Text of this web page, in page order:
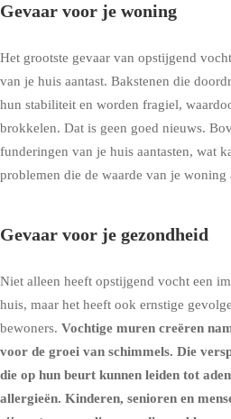
Gevaar voor je woning
Het grootste gevaar van opstijgend
van je huis aantast. Bakstenen die
hun stabiliteit en worden fragiel,
brokkelen. Dat is geen goed nieuws.
funderingen van je huis aantasten, wat
problemen die de waarde van je
Gevaar voor je gezondheid
Niet alleen heeft opstijgend vocht een
huis, maar het heeft ook ernstige
bewoners. Vochtige muren creëren
voor de groei van schimmels. Die
die op hun beurt kunnen leiden tot
allergieën. Kinderen, senioren en